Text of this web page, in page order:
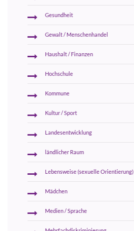
Gesundheit
Gewalt / Menschenhandel
Haushalt / Finanzen
Hochschule
Kommune
Kultur / Sport
Landesentwicklung
ländlicher Raum
Lebensweise (sexuelle Orientierung)
Mädchen
Medien / Sprache